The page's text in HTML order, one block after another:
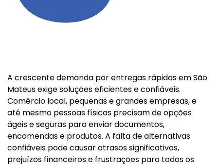
A crescente demanda por entregas rápidas em São
Mateus exige soluções eficientes e confiáveis.
Comércio local, pequenas e grandes empresas, e
até mesmo pessoas físicas precisam de opções
ágeis e seguras para enviar documentos,
encomendas e produtos. A falta de alternativas
confiáveis pode causar atrasos significativos,
prejuízos financeiros e frustrações para todos os